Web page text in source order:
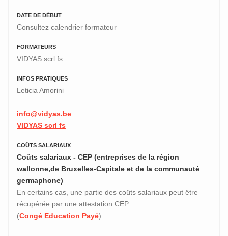
DATE DE DÉBUT
Consultez calendrier formateur
FORMATEURS
VIDYAS scrl fs
INFOS PRATIQUES
Leticia Amorini
info@vidyas.be
VIDYAS scrl fs
COÛTS SALARIAUX
Coûts salariaux - CEP (entreprises de la région
wallonne,de Bruxelles-Capitale et de la communauté
germaphone)
En certains cas, une partie des coûts salariaux peut être
récupérée par une attestation CEP
(Congé Education Payé)